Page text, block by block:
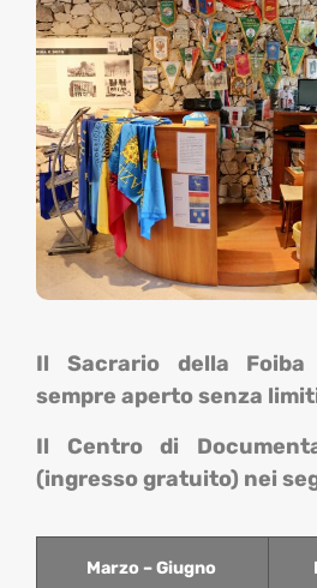
Il Sacrario della
sempre aperto senza
Il Centro di
(ingresso gratuito) nei
Marzo – Giugno